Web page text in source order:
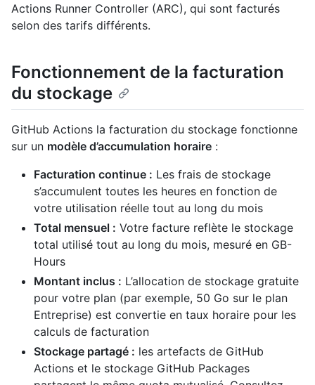
Actions Runner Controller (ARC), qui sont facturés
selon des tarifs différents.
Fonctionnement de la facturation
du stockage
GitHub Actions la facturation du stockage fonctionne
sur un modèle d’accumulation horaire :
Facturation continue : Les frais de stockage
s’accumulent toutes les heures en fonction de
votre utilisation réelle tout au long du mois
Total mensuel : Votre facture reflète le stockage
total utilisé tout au long du mois, mesuré en GB-
Hours
Montant inclus : L’allocation de stockage gratuite
pour votre plan (par exemple, 50 Go sur le plan
Entreprise) est convertie en taux horaire pour les
calculs de facturation
Stockage partagé : les artefacts de GitHub
Actions et le stockage GitHub Packages